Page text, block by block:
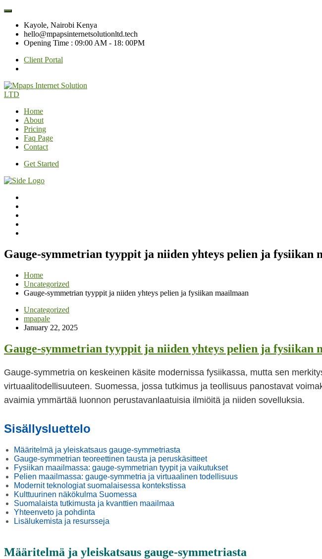
Kayole, Nairobi Kenya
hello@mpapsinternetsolutionltd.tech
Opening Time : 09:00 AM - 18: 00PM
Client Portal
Home
About
Pricing
Faq Page
Contact
Get Started
Gauge-symmetrian tyyppit ja niiden yhteys pelien ja fysiikan
Home
Uncategorized
Gauge-symmetrian tyyppit ja niiden yhteys pelien ja fysiikan maailmaan
Uncategorized
mpapale
January 22, 2025
Gauge-symmetrian tyyppit ja niiden yhteys pelien ja fysiikan
Gauge-symmetria on keskeinen käsite modernissa fysiikassa, mutta sen
virtuaalitodellisuuteen. Suomessa, jossa tutkimus ja teollisuus panostavat
avaimia ymmärtää luonnon perustavanlaatuisia ilmiöitä ja niiden sovelluksia.
Sisällysluettelo
Määritelmä ja yleiskatsaus gauge-symmetriasta
Gauge-symmetrian teoreettinen tausta ja peruskäsitteet
Fysiikan maailmassa: gauge-symmetrian tyypit ja vaikutukset
Pelien maailmassa: gauge-symmetria ja virtuaalinen todellisuus
Modernit teknologiat suomalaisessa kontekstissa
Kulttuurinen näkökulma Suomessa
Suomalaista tutkimusta ja kvanttien maailmaa
Yhteenveto ja pohdinta
Lisälukemista ja resursseja
Määritelmä ja yleiskatsaus gauge-symmetriasta